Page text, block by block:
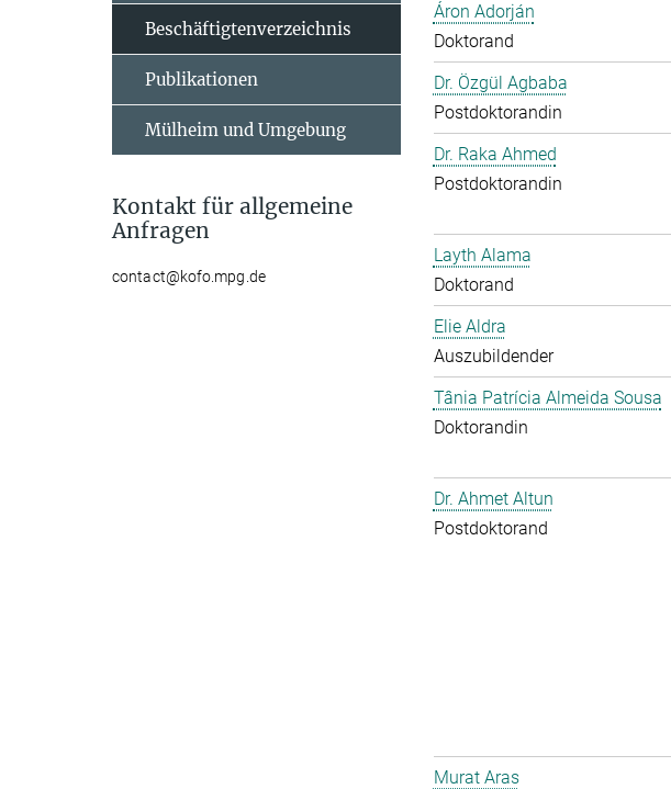
Áron Adorján
Doktorand
Dr. Özgül Agbaba
Postdoktorandin
Dr. Raka Ahmed
Postdoktorandin
Layth Alama
Doktorand
Elie Aldra
Auszubildender
Tânia Patrícia Almeida Sousa
Doktorandin
Dr. Ahmet Altun
Postdoktorand
Murat Aras
Beschäftigtenverzeichnis
Publikationen
Mülheim und Umgebung
Kontakt für allgemeine
Anfragen
contact@kofo.mpg.de